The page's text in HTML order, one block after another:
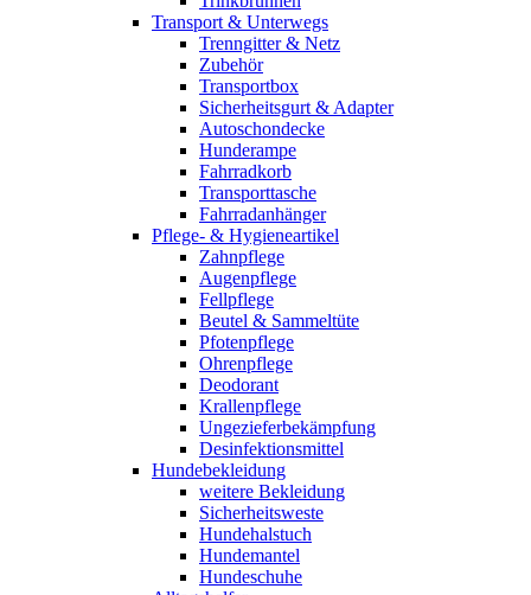
Transport & Unterwegs
Trenngitter & Netz
Zubehör
Transportbox
Sicherheitsgurt & Adapter
Autoschondecke
Hunderampe
Fahrradkorb
Transporttasche
Fahrradanhänger
Pflege- & Hygieneartikel
Zahnpflege
Augenpflege
Fellpflege
Beutel & Sammeltüte
Pfotenpflege
Ohrenpflege
Deodorant
Krallenpflege
Ungezieferbekämpfung
Desinfektionsmittel
Hundebekleidung
weitere Bekleidung
Sicherheitsweste
Hundehalstuch
Hundemantel
Hundeschuhe